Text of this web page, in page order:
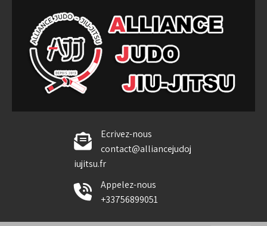
content
Alliance Judo Jiu-jitsu
Ecrivez-nous
contact@alliancejudoj
iujitsu.fr
Appelez-nous
+33756899051